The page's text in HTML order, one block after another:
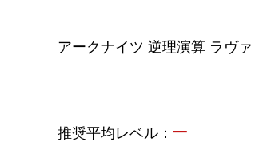
アークナイツ 逆理演算 ラヴ
推奨平均レベル： –